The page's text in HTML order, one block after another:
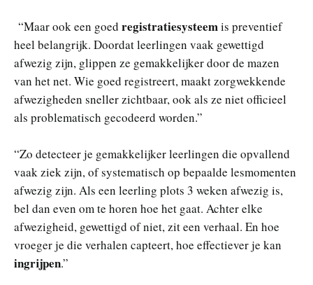
“Maar ook een goed registratiesysteemis preventief
heel belangrijk. Doordat leerlingen vaak gewettigd
afwezig zijn, glippen ze gemakkelijker door de mazen
van het net. Wie goed registreert, maakt zorgwekkende
afwezigheden sneller zichtbaar, ook als ze niet officieel
als problematisch gecodeerd worden.”
“Zo detecteer je gemakkelijker leerlingen die opvallend
vaak ziek zijn, of systematisch op bepaalde lesmomenten
afwezig zijn. Als een leerling plots 3 weken afwezig is,
bel dan even om te horen hoe het gaat. Achter elke
afwezigheid, gewettigd of niet, zit een verhaal. En hoe
vroeger je die verhalen capteert, hoe effectiever je kan
ingrijpen.”